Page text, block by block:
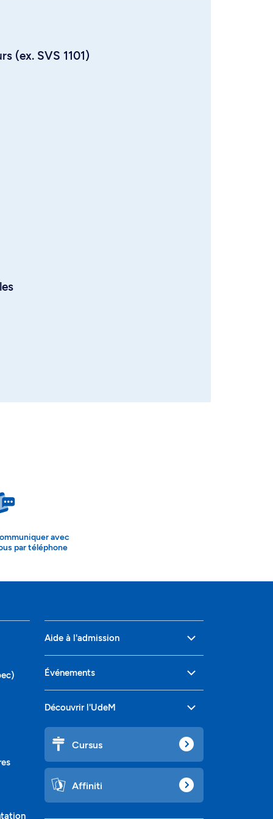
(ex. SVS 1101)
avec
par téléphone
Aide à l'admission
Événements
Découvrir l'UdeM
Cursus
Affiniti